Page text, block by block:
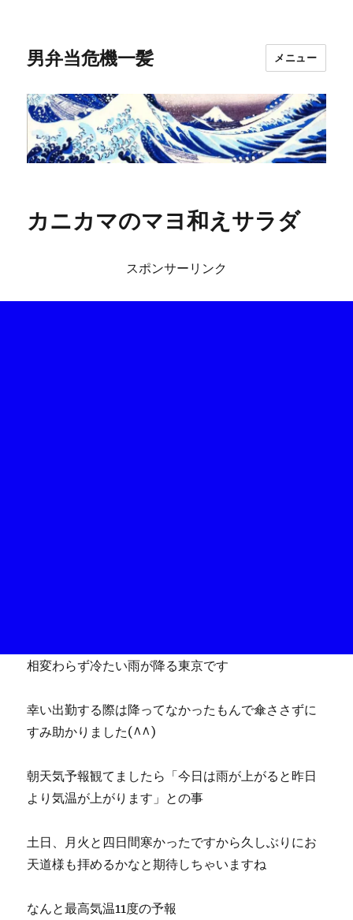
男弁当危機一髪 メニュー
カニカマのマヨ和えサラダ
スポンサーリンク
相変わらず冷たい雨が降る東京です
幸い出勤する際は降ってなかったもんで傘ささずに
すみ助かりました(^^)
朝天気予報観てましたら「今日は雨が上がると昨日
より気温が上がります」との事
土日、月火と四日間寒かったですから久しぶりにお
天道様も拝めるかなと期待しちゃいますね
なんと最高気温11度の予報